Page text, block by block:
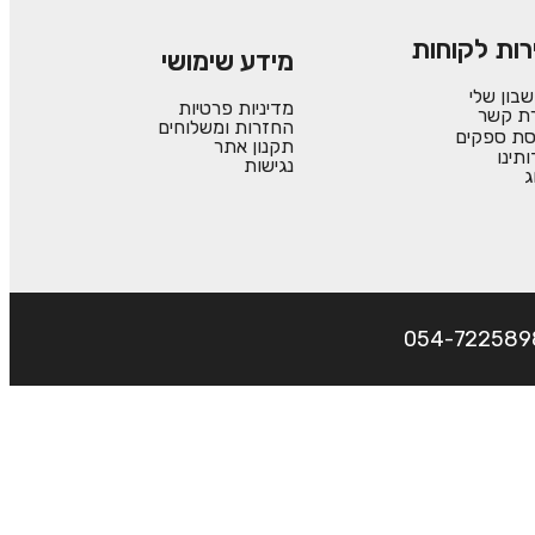
לקוחות
שלי
קשר
ספקים
מידע שימושי
מדיניות פרטיות
החזרות ומשלוחים
תקנון אתר
נגישות